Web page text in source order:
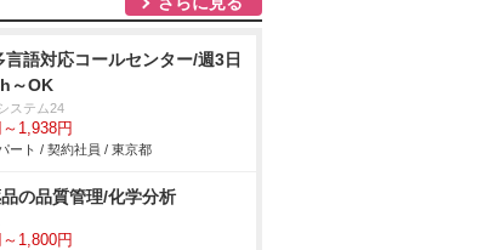
言語対応コールセンター/週3日
～OK
ステム24
1,938円
ート / 契約社員 / 東京都
の品質管理/化学分析
1,800円